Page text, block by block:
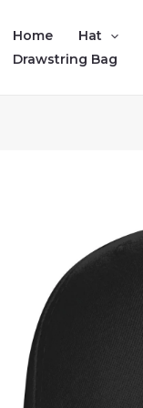
Home Hat
Drawstring Bag